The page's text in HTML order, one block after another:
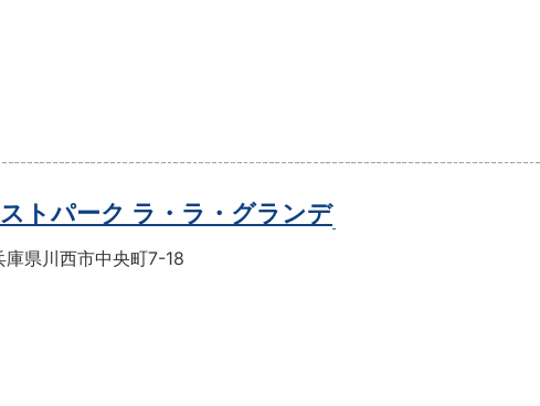
ストパーク ラ・ラ・グランデ
庫県川西市中央町7-18